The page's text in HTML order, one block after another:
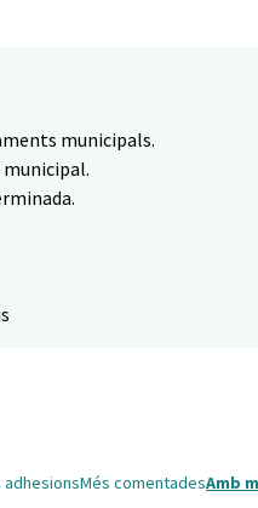
municipals.
adhesionsMés comentadesAmb